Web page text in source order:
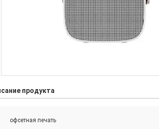
продукта
офсетная печать